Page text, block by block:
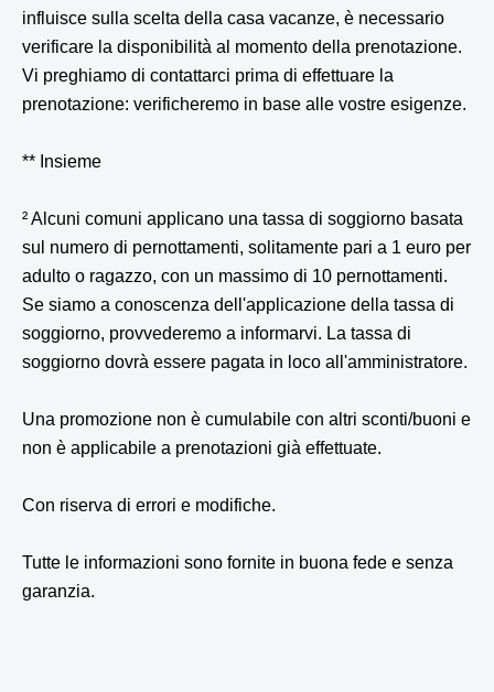
influisce sulla scelta della casa vacanze, è necessario
verificare la disponibilità al momento della prenotazione.
Vi preghiamo di contattarci prima di effettuare la
prenotazione: verificheremo in base alle vostre esigenze.
** Insieme
² Alcuni comuni applicano una tassa di soggiorno basata
sul numero di pernottamenti, solitamente pari a 1 euro per
adulto o ragazzo, con un massimo di 10 pernottamenti.
Se siamo a conoscenza dell'applicazione della tassa di
soggiorno, provvederemo a informarvi. La tassa di
soggiorno dovrà essere pagata in loco all'amministratore.
Una promozione non è cumulabile con altri sconti/buoni e
non è applicabile a prenotazioni già effettuate.
Con riserva di errori e modifiche.
Tutte le informazioni sono fornite in buona fede e senza
garanzia.